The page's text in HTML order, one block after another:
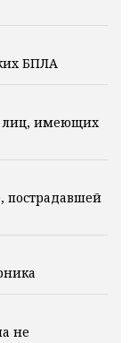
БПЛА
лиц, имеющих
пострадавшей
не